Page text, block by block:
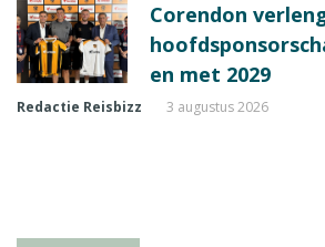
Corendon
en met 2029
Redactie Reisbizz 3 augustus 2026